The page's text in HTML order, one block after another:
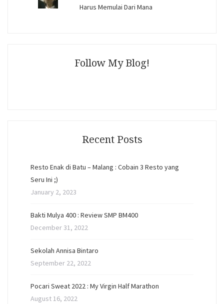
Harus Memulai Dari Mana
Follow My Blog!
Recent Posts
Resto Enak di Batu – Malang : Cobain 3 Resto yang
Seru Ini ;)
January 2, 2023
Bakti Mulya 400 : Review SMP BM400
December 31, 2022
Sekolah Annisa Bintaro
September 22, 2022
Pocari Sweat 2022 : My Virgin Half Marathon
August 16, 2022